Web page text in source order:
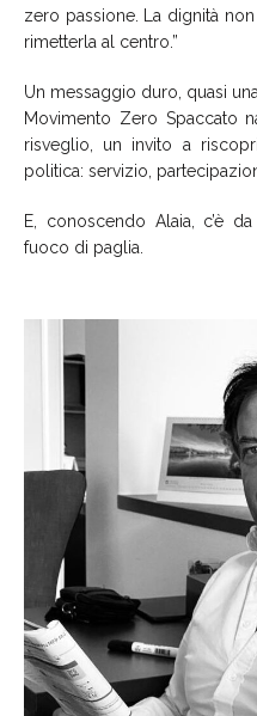
zero passione. La dignità
rimetterla al centro.”
Un messaggio duro, quasi
Movimento Zero Spaccato
risveglio, un invito a
politica: servizio,
E, conoscendo Alaia, c’è
fuoco